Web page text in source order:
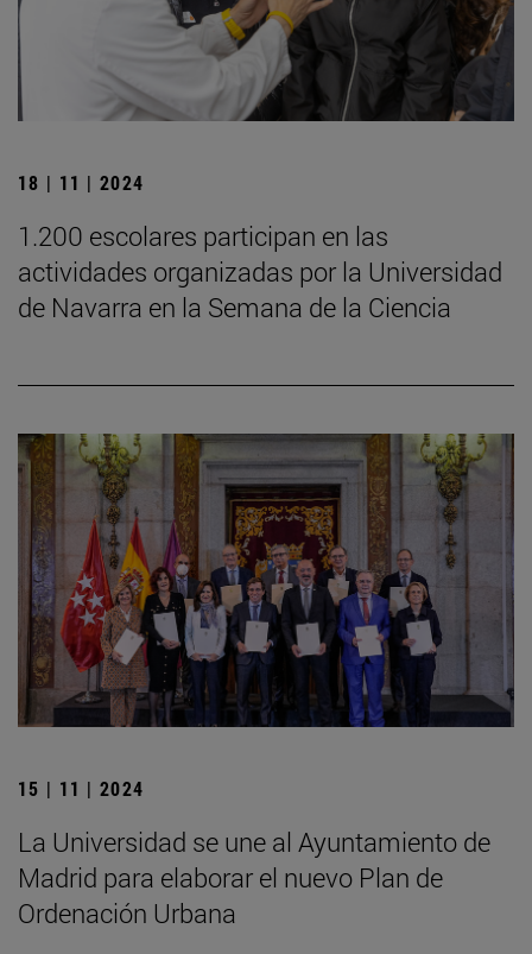
18 | 11 | 2024
1.200 escolares participan en las
actividades organizadas por la Universidad
de Navarra en la Semana de la Ciencia
15 | 11 | 2024
La Universidad se une al Ayuntamiento de
Madrid para elaborar el nuevo Plan de
Ordenación Urbana